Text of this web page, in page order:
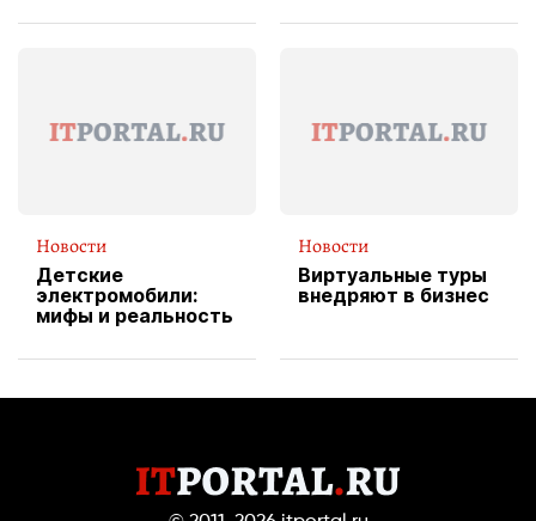
вводит
Новости
Детские
электромобили:
мифы и реальность
Новости
Виртуальные туры
внедряют в бизнес